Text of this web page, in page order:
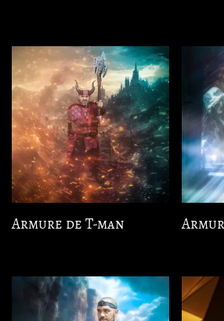
Armure de T-man